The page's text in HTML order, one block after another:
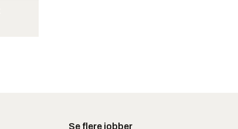
Se flere jobber